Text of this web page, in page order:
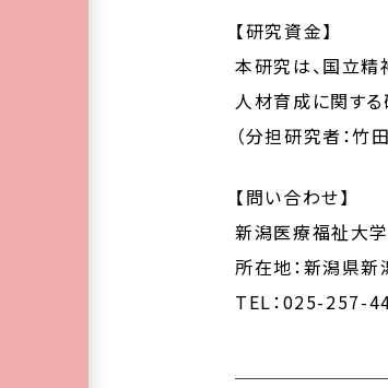
【研究資金】
本研究は、国立
人材育成に関す
（分担研究者：竹
【問い合わせ】
新潟医療福祉大
所在地：新潟県
TEL：025-257-